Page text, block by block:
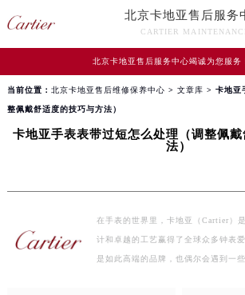
北京卡地亚售后服务
CARTIER
北京卡地亚售后服务中心竭诚为您服务
当前位置： 北京卡地亚售后维修保养中心 > 文章库 > 卡地亚
整佩戴舒适度的技巧与方法）
卡地亚手表表带过短怎么处理（调整佩
法）
在手表的世界里，卡地亚（Cartier）
计和卓越的工艺赢得了全球众多钟表
是如此高端的品牌，也偶尔会遇到一